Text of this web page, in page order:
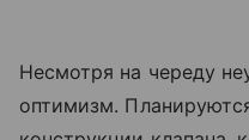
Несмотря на череду
оптимизм.